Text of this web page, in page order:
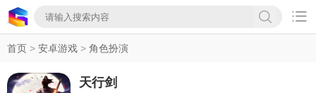

首页 > 安卓游戏 > 角色扮演
天行剑